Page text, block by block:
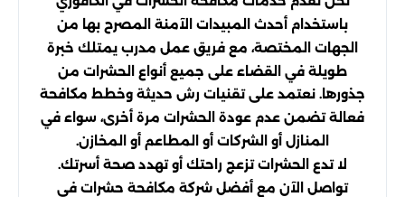
باستخدام أحدث المبيدات الآمنة المصرح بها من
الجهات المختصة، مع فريق عمل مدرب يمتلك خبرة
طويلة في القضاء على جميع أنواع الحشرات من
جذورها. نعتمد على تقنيات رش حديثة وخطط مكافحة
فعالة تضمن عدم عودة الحشرات مرة أخرى، سواء في
المنازل أو الشركات أو المطاعم أو المخازن.
لا تدع الحشرات تزعج راحتك أو تهدد صحة أسرتك.
تواصل الآن مع أفضل شركة مكافحة حشرات في